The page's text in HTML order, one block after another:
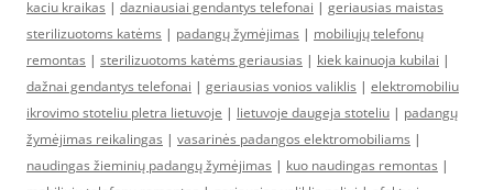
kaciu kraikas | dazniausiai gendantys telefonai | geriausias maistas
sterilizuotoms katėms | padangų žymėjimas | mobiliųjų telefonų
remontas | sterilizuotoms katėms geriausias | kiek kainuoja kubilai |
dažnai gendantys telefonai | geriausias vonios valiklis | elektromobiliu
ikrovimo stoteliu pletra lietuvoje | lietuvoje daugeja stoteliu | padangų
žymėjimas reikalingas | vasarinės padangos elektromobiliams |
naudingas žieminių padangų žymėjimas | kuo naudingas remontas |